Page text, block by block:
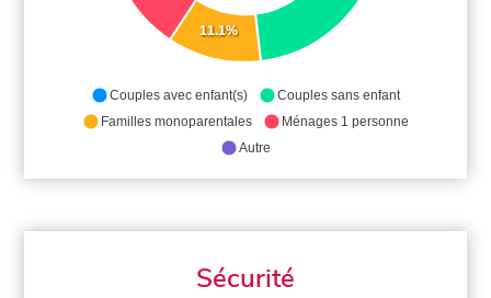
11.1%
Couples avec enfant(s)
Couples sans enfant
Familles monoparentales
Ménages 1 personne
Autre
Sécurité